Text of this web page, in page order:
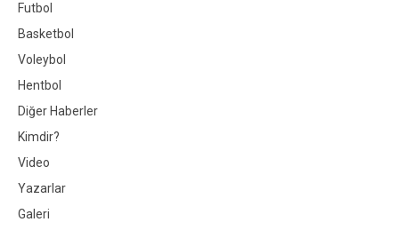
Futbol
Basketbol
Voleybol
Hentbol
Diğer Haberler
Kimdir?
Video
Yazarlar
Galeri